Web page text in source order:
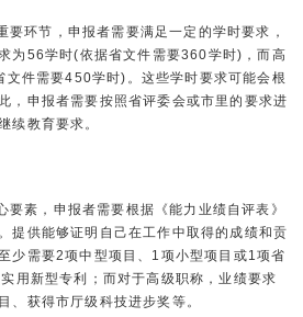
要环节，申报者需要满足一定的学时要求，
为56学时(依据省文件需要360学时)，而高
件需要450学时)。这些学时要求可能会根
，申报者需要按照省评委会或市里的要求进
续教育要求。
要素，申报者需要根据《能力业绩自评表》
提供能够证明自己在工作中取得的成绩和贡
少需要2项中型项目、1项小型项目或1项省
用新型专利；而对于高级职称，业绩要求
、获得市厅级科技进步奖等。